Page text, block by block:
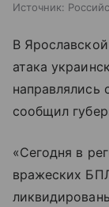
Источник:
В
атака
направлялись
сообщил
«Сегодня в
вражеских